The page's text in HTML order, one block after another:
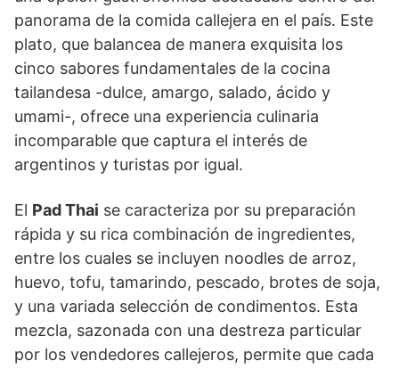
panorama de la comida callejera en el país. Este
plato, que balancea de manera exquisita los
cinco sabores fundamentales de la cocina
tailandesa -dulce, amargo, salado, ácido y
umami-, ofrece una experiencia culinaria
incomparable que captura el interés de
argentinos y turistas por igual.
El Pad Thai se caracteriza por su preparación
rápida y su rica combinación de ingredientes,
entre los cuales se incluyen noodles de arroz,
huevo, tofu, tamarindo, pescado, brotes de soja,
y una variada selección de condimentos. Esta
mezcla, sazonada con una destreza particular
por los vendedores callejeros, permite que cada